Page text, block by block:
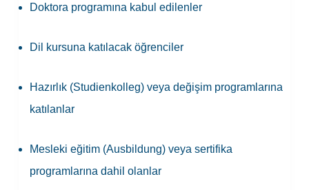
Doktora programına kabul edilenler
Dil kursuna katılacak öğrenciler
Hazırlık (Studienkolleg) veya değişim programlarına
katılanlar
Mesleki eğitim (Ausbildung) veya sertifika
programlarına dahil olanlar